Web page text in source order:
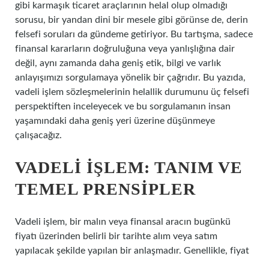
gibi karmaşık ticaret araçlarının helal olup olmadığı
sorusu, bir yandan dini bir mesele gibi görünse de, derin
felsefi soruları da gündeme getiriyor. Bu tartışma, sadece
finansal kararların doğruluğuna veya yanlışlığına dair
değil, aynı zamanda daha geniş etik, bilgi ve varlık
anlayışımızı sorgulamaya yönelik bir çağrıdır. Bu yazıda,
vadeli işlem sözleşmelerinin helallik durumunu üç felsefi
perspektiften inceleyecek ve bu sorgulamanın insan
yaşamındaki daha geniş yeri üzerine düşünmeye
çalışacağız.
VADELI İŞLEM: TANIM VE
TEMEL PRENSIPLER
Vadeli işlem, bir malın veya finansal aracın bugünkü
fiyatı üzerinden belirli bir tarihte alım veya satım
yapılacak şekilde yapılan bir anlaşmadır. Genellikle, fiyat